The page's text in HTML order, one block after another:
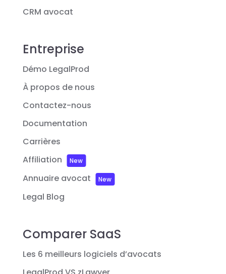
CRM avocat
Entreprise
Démo LegalProd
À propos de nous
Contactez-nous
Documentation
Carrières
Affiliation
New
Annuaire avocat New
Legal Blog
Comparer SaaS
Les 6 meilleurs logiciels d’avocats